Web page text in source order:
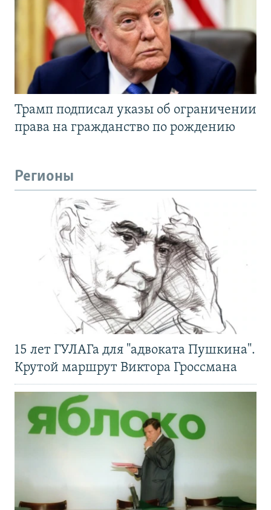
Трамп подписал указы об ограничении
права на гражданство по рождению
Регионы
15 лет ГУЛАГа для "адвоката Пушкина".
Крутой маршрут Виктора Гроссмана